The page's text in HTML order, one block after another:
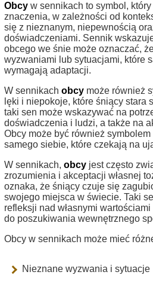
Obcy w sennikach to symbol,
znaczenia, w zależności od
się z nieznanym, niepewnością
doświadczeniami. Sennik
obcego we śnie może oznaczać,
wyzwaniami lub sytuacjami, które
wymagają adaptacji.
W sennikach obcy może również
lęki i niepokoje, które śniący stara
taki sen może wskazywać na
doświadczenia i ludzi, a także na
Obcy może być również
samego siebie, które czekają na
W sennikach, obcy jest często
zrozumienia i akceptacji własnej
oznaka, że śniący czuje się
swojego miejsca w świecie. Taki
refleksji nad własnymi
do poszukiwania wewnętrznego
Obcy w sennikach może mieć
Nieznane wyzwania i sytuacje